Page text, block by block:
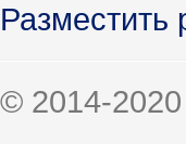
Разместить
© 2014-